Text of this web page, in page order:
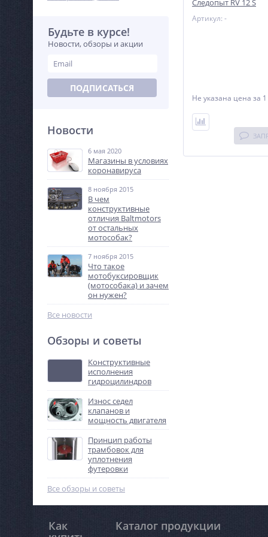
Будьте в курсе!
Новости, обзоры и акции
ПОДПИСАТЬСЯ
Новости
6 мая 2020
Магазины в условиях
коронавируса
8 ноября 2015
В чем
конструктивные
отличия Baltmotors
от остальных
мотособак?
7 ноября 2015
Что такое
мотобуксировщик
(мотособака) и зачем
он нужен?
Все новости
Обзоры и советы
Конструктивные
исполнения
гидроцилиндров
Износ седел
клапанов и
мощность двигателя
Принцип работы
трамбовок для
уплотнения
футеровки
Все обзоры и советы
Следопыт RV 12 S
Артикул: -
Не указана цена за 1
Как Каталог продукции